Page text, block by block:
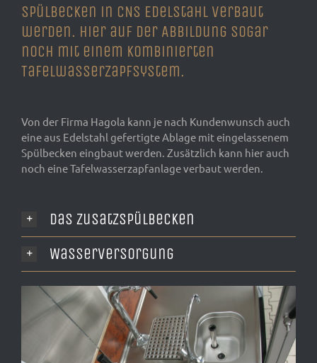
Spülbecken in CNS Edelstahl verbaut
werden. Hier auf der Abbildung sogar
noch mit einem kombinierten
Tafelwasserzapfsystem.
Von der Firma Hagola kann je nach Kundenwunsch auch
eine aus Edelstahl gefertigte Ablage mit eingelassenem
Spülbecken eingbaut werden. Zusätzlich kann hier auch
noch eine Tafelwasserzapfanlage verbaut werden.
Das Zusatzspülbecken
Wasserversorgung